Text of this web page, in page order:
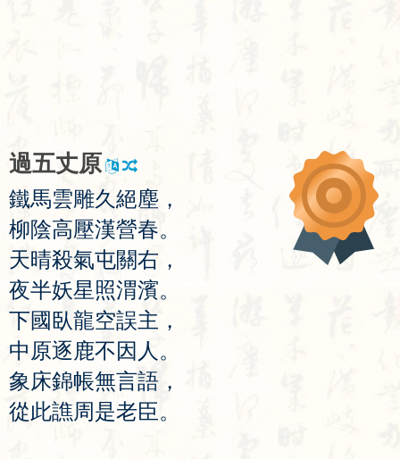
過五丈原
鐵馬雲雕久絕塵 ，
柳陰高壓漢營春。
天晴殺氣屯關右 ，
夜半妖星照渭濱。
下國 臥龍空誤主 ，
中 原逐鹿不因 人 。
象 床錦帳無言語 ，
從此譙周是老臣。